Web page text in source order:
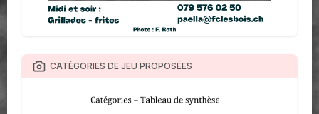
CATÉGORIES DE JEU PROPOSÉES